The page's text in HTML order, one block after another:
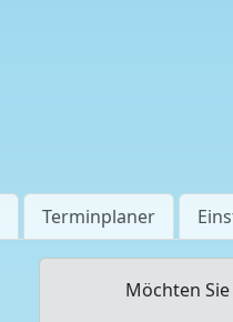
Terminplaner
Möchten